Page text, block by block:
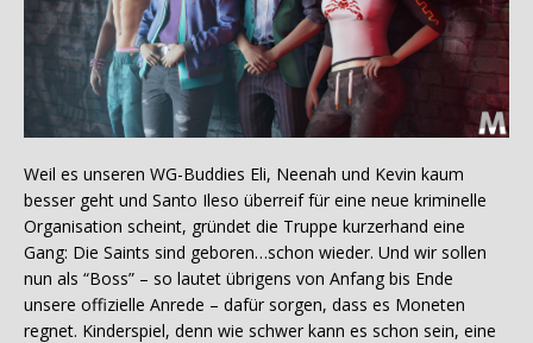
Weil es unseren WG-Buddies Eli, Neenah und Kevin kaum
besser geht und Santo Ileso überreif für eine neue kriminelle
Organisation scheint, gründet die Truppe kurzerhand eine
Gang: Die Saints sind geboren…schon wieder. Und wir sollen
nun als “Boss” – so lautet übrigens von Anfang bis Ende
unsere offizielle Anrede – dafür sorgen, dass es Moneten
regnet. Kinderspiel, denn wie schwer kann es schon sein, eine